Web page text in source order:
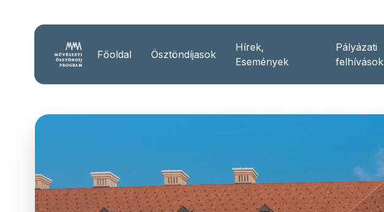
Főoldal Ösztöndíjasok
Hírek,
Események
Pályázati
felhívások